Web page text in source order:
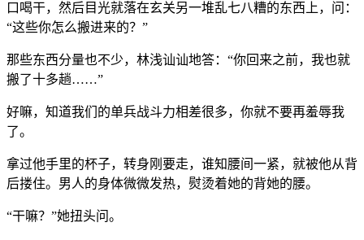
口喝干，然后目光就落在玄关另一堆乱七八糟的东西上，问：
“这些你怎么搬进来的？”
那些东西分量也不少，林浅讪讪地答：“你回来之前，我也就
搬了十多趟……”
好嘛，知道我们的单兵战斗力相差很多，你就不要再羞辱我
了。
拿过他手里的杯子，转身刚要走，谁知腰间一紧，就被他从背
后搂住。男人的身体微微发热，熨烫着她的背她的腰。
“干嘛？”她扭头问。